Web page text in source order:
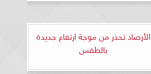
الأرصاد تحذر من موجة ارتفاع جديدة
بالطقس